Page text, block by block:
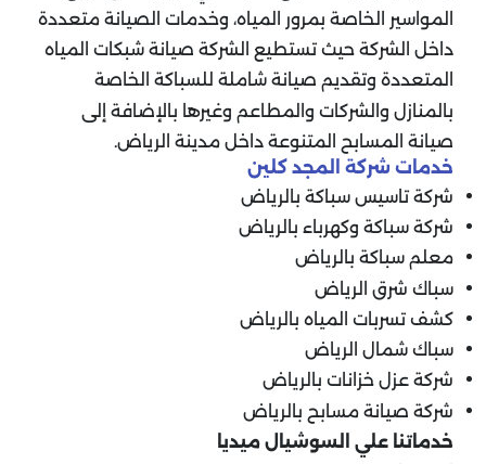
المواسير الخاصة بمرور المياه، وخدمات الصيانة متعددة
داخل الشركة حيث تستطيع الشركة صيانة شبكات المياه
المتعددة وتقديم صيانة شاملة للسباكة الخاصة
بالمنازل والشركات والمطاعم وغيرها بالإضافة إلى
صيانة المسابح المتنوعة داخل مدينة الرياض.
خدمات شركة المجد كلين
شركة تاسيس سباكة بالرياض
شركة سباكة وكهرباء بالرياض
معلم سباكة بالرياض
سباك شرق الرياض
كشف تسربات المياه بالرياض
سباك شمال الرياض
شركة عزل خزانات بالرياض
شركة صيانة مسابح بالرياض
خدماتنا علي السوشيال ميديا